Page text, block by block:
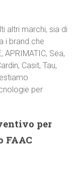
altri marchi, sia di
i brand che
APRIMATIC, Sea,
Casit, Tau,
per
per
FAAC